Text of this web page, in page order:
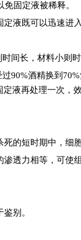
固定液被稀释。
液既可以迅速进
间长，材料小则
过90%酒精换到 70%
液再处理一次，
的短时期中，细
透力相等，可使
别。